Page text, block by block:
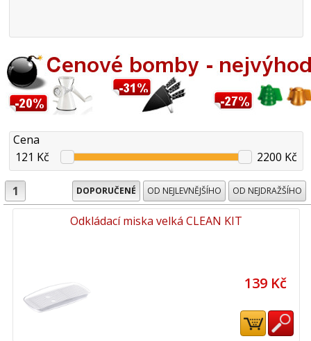
Cena
121 Kč
2200 Kč
1 DOPORUČENÉ OD NEJLEVNĚJŠÍHO OD NEJDRAŽŠÍHO
Odkládací miska velká CLEAN KIT
139 Kč